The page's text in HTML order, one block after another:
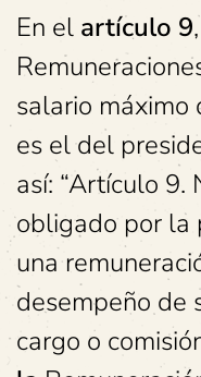
En el artículo 9
salario máximo
es el del
así: “Artículo 9.
obligado por la
una
desempeño de
cargo o